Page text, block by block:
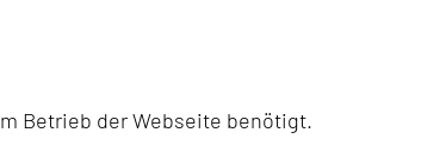
Betrieb der Webseite benötigt.